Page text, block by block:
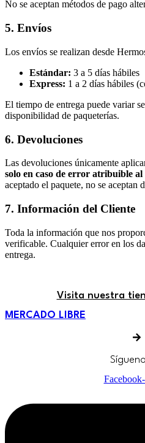
No se aceptan métodos de pago
5. Envíos
Los envíos se realizan desde
Estándar: 3 a 5 días hábiles
Express: 1 a 2 días hábiles
El tiempo de entrega puede variar
disponibilidad de paqueterías.
6. Devoluciones
Las devoluciones únicamente
solo en caso de error atribuible al
aceptado el paquete, no se aceptan
7. Información del Cliente
Toda la información que nos
verificable. Cualquier error en los
entrega.
Visita nuestra
MERCADO LIBRE